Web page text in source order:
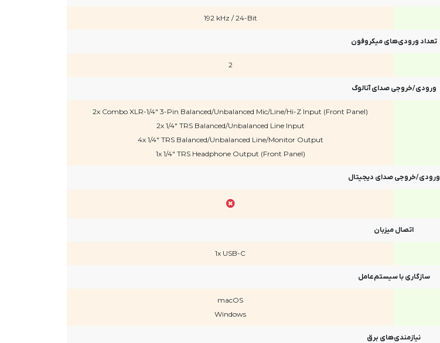
192 kHz / 24-Bit
تعداد ورودی‌های میکروفون
2
ورودی/خروجی صدای آنالوگ
2x Combo XLR-1/4" 3-Pin Balanced/Unbalanced Mic/Line/Hi-Z Input (Front Panel)
2x 1/4" TRS Balanced/Unbalanced Line Input
4x 1/4" TRS Balanced/Unbalanced Line/Monitor Output
1x 1/4" TRS Headphone Output (Front Panel)
ورودی/خروجی صدای دیجیتال
اتصال میزبان
1x USB-C
سازگاری با سیستم‌عامل
macOS
Windows
نیازمندی‌های برق